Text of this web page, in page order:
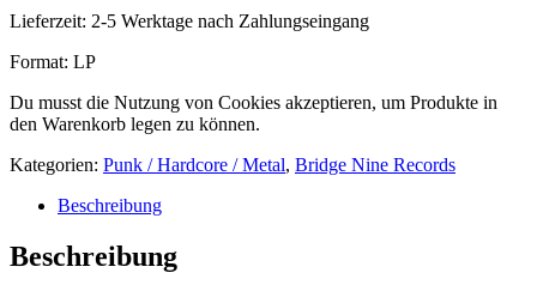
Lieferzeit: 2-5 Werktage nach Zahlungseingang
Format: LP
Du musst die Nutzung von Cookies akzeptieren, um Produkte in
den Warenkorb legen zu können.
Kategorien: Punk / Hardcore / Metal, Bridge Nine Records
Beschreibung
Beschreibung